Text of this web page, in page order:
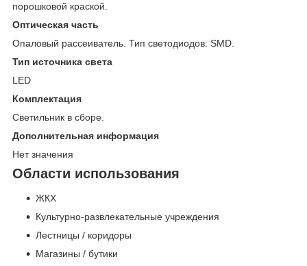
порошковой краской.
Оптическая часть
Опаловый рассеиватель. Тип светодиодов: SMD.
Тип источника света
LED
Комплектация
Светильник в сборе.
Дополнительная информация
Нет значения
Области использования
ЖКХ
Культурно-развлекательные учреждения
Лестницы / коридоры
Магазины / бутики